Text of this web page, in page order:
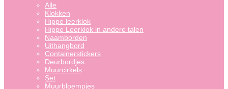
Alle
Klokken
Hippe leerklok
Hippe Leerklok in andere talen
Naamborden
Uithangbord
Containerstickers
Deurbordjes
Muurcirkels
Set
Muurbloempjes